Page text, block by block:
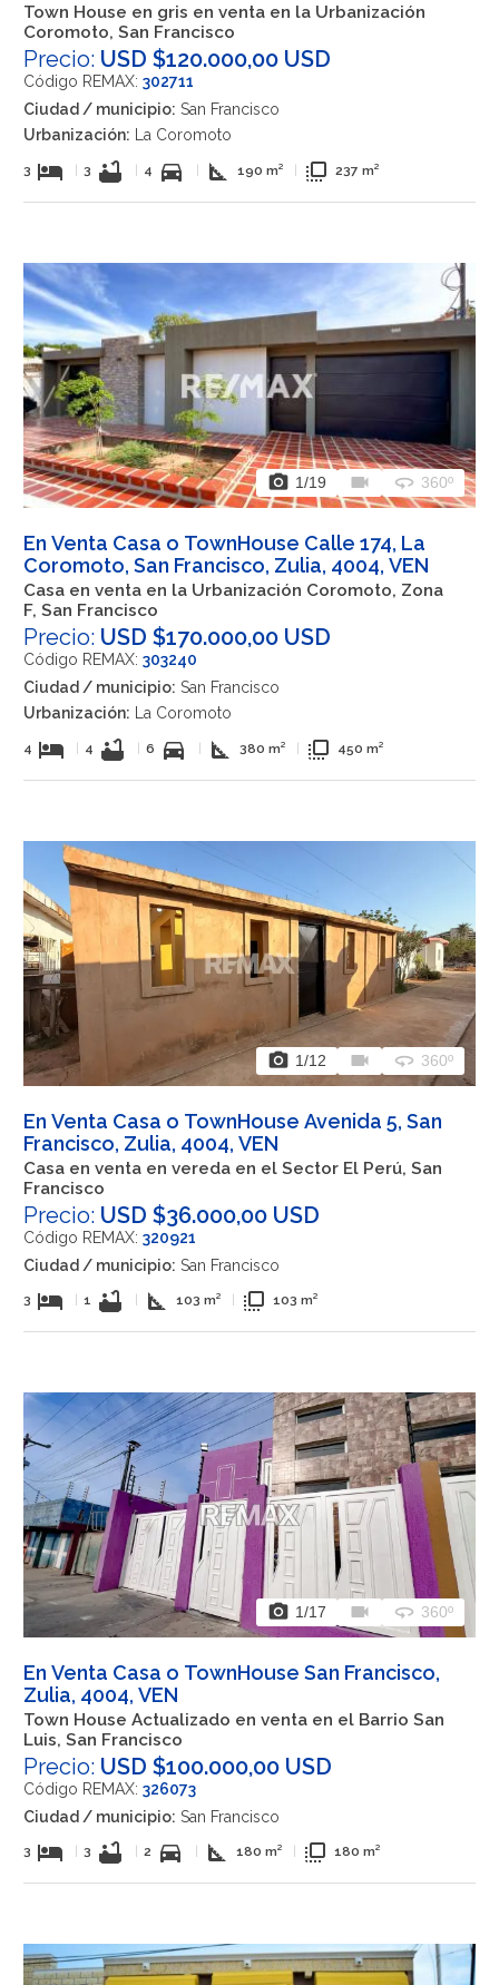
Town House en gris en venta en la Urbanización
Coromoto, San Francisco
Precio: USD $120.000,00 USD
Código REMAX: 302711
Ciudad / municipio: San Francisco
Urbanización: La Coromoto
3 hotel 3 bathtub 4 directions_car square_foot 190 m² flip_to_front 237 m²
photo_camera 1/19 videocam 360 360º
En Venta Casa o TownHouse Calle 174, La
Coromoto, San Francisco, Zulia, 4004, VEN
Casa en venta en la Urbanización Coromoto, Zona
F, San Francisco
Precio: USD $170.000,00 USD
Código REMAX: 303240
Ciudad / municipio: San Francisco
Urbanización: La Coromoto
4 hotel 4 bathtub 6 directions_car square_foot 380 m² flip_to_front 450 m²
photo_camera 1/12 videocam 360 360º
En Venta Casa o TownHouse Avenida 5, San
Francisco, Zulia, 4004, VEN
Casa en venta en vereda en el Sector El Perú, San
Francisco
Precio: USD $36.000,00 USD
Código REMAX: 320921
Ciudad / municipio: San Francisco
3 hotel 1 bathtub square_foot 103 m² flip_to_front 103 m²
photo_camera 1/17 videocam 360 360º
En Venta Casa o TownHouse San Francisco,
Zulia, 4004, VEN
Town House Actualizado en venta en el Barrio San
Luis, San Francisco
Precio: USD $100.000,00 USD
Código REMAX: 326073
Ciudad / municipio: San Francisco
3 hotel 3 bathtub 2 directions_car square_foot 180 m² flip_to_front 180 m²